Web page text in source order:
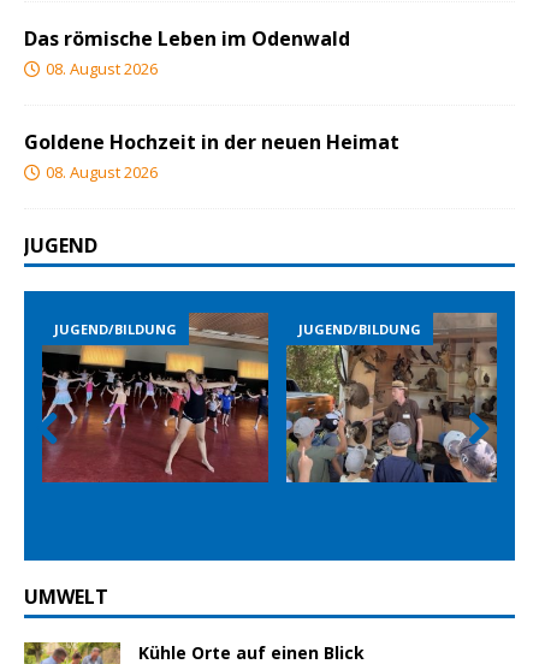
Das römische Leben im Odenwald
08. August 2026
Goldene Hochzeit in der neuen Heimat
08. August 2026
JUGEND
JUGEND/BILDUNG JUGEND/BILDUNG
Prev
ious
Nex
t
UMWELT
Kühle Orte auf einen Blick